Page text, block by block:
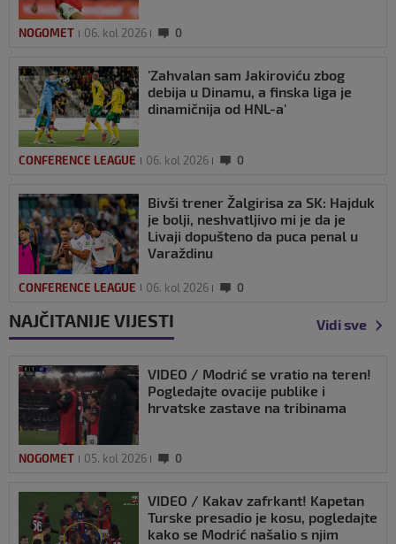
NOGOMET 06. kol 2026 0
'Zahvalan sam Jakiroviću zbog
debija u Dinamu, a finska liga je
dinamičnija od HNL-a'
CONFERENCE LEAGUE 06. kol 2026 0
Bivši trener Žalgirisa za SK: Hajduk
je bolji, neshvatljivo mi je da je
Livaji dopušteno da puca penal u
Varaždinu
CONFERENCE LEAGUE 06. kol 2026 0
NAJČITANIJE VIJESTI Vidi sve
VIDEO / Modrić se vratio na teren!
Pogledajte ovacije publike i
hrvatske zastave na tribinama
NOGOMET 05. kol 2026 0
VIDEO / Kakav zafrkant! Kapetan
Turske presadio je kosu, pogledajte
kako se Modrić našalio s njim